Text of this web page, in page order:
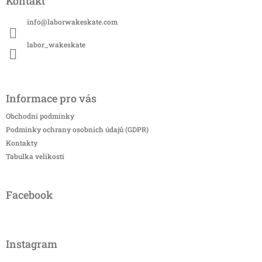
p
info@laborwakeskate.com
labor_wakeskate
Informace pro vás
Obchodní podmínky
Podmínky ochrany osobních údajů (GDPR)
Kontakty
Tabulka velikostí
Facebook
Instagram